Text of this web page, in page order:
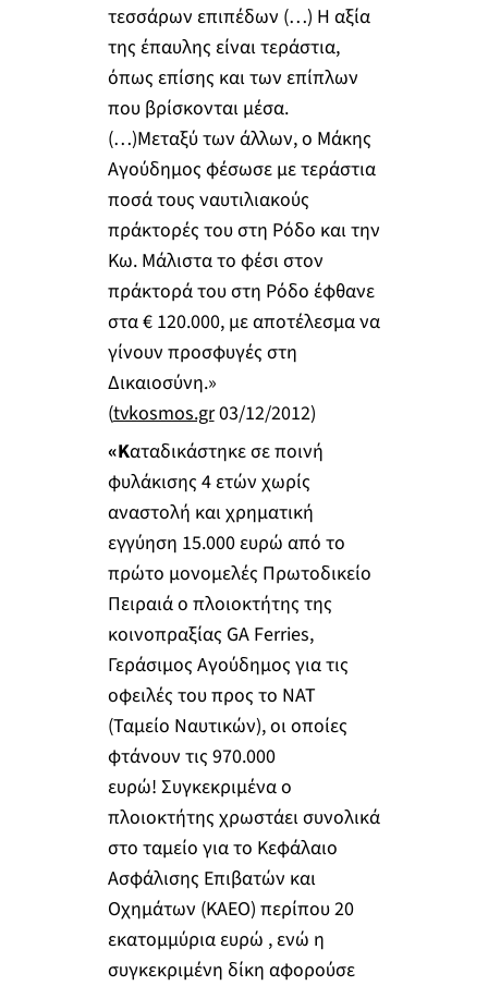
τεσσάρων επιπέδων (…) Η αξία
της έπαυλης είναι τεράστια,
όπως επίσης και των επίπλων
που βρίσκονται μέσα.
(…)Μεταξύ των άλλων, ο Μάκης
Αγούδημος φέσωσε με τεράστια
ποσά τους ναυτιλιακούς
πράκτορές του στη Ρόδο και την
Κω. Μάλιστα το φέσι στον
πράκτορά του στη Ρόδο έφθανε
στα € 120.000, με αποτέλεσμα να
γίνουν προσφυγές στη
Δικαιοσύνη.»
(tvkosmos.gr03/12/2012)
«Καταδικάστηκε σε ποινή
φυλάκισης 4 ετών χωρίς
αναστολή και χρηματική
εγγύηση 15.000 ευρώ από το
πρώτο μονομελές Πρωτοδικείο
Πειραιά ο πλοιοκτήτης της
κοινοπραξίας GΑ Ferries,
Γεράσιμος Αγούδημος για τις
οφειλές του προς το ΝΑΤ
(Ταμείο Ναυτικών), οι οποίες
φτάνουν τις 970.000
ευρώ! Συγκεκριμένα ο
πλοιοκτήτης χρωστάει συνολικά
στο ταμείο για το Κεφάλαιο
Ασφάλισης Επιβατών και
Οχημάτων (ΚΑΕΟ) περίπου 20
εκατομμύρια ευρώ , ενώ η
συγκεκριμένη δίκη αφορούσε